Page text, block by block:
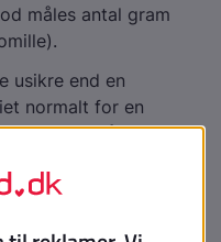
måles antal gram
usikre end en
normalt for en
til retslig påtale.
med at du drikker
der kan måles.